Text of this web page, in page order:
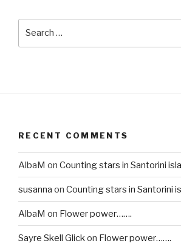
a
RECENT COMMENTS
AlbaM on Counting stars in Santorini
susanna on Counting stars in Santorini
AlbaM on Flower power…….
Sayre Skell Glick on Flower power…….